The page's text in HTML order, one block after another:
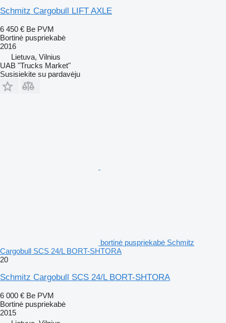
Schmitz Cargobull LIFT AXLE
6 450 € Be PVM
Bortinė puspriekabė
2016
Lietuva, Vilnius
UAB "Trucks Market"
Susisiekite su pardavėju
bortinė puspriekabė Schmitz
Cargobull SCS 24/L BORT-SHTORA
20
Schmitz Cargobull SCS 24/L BORT-SHTORA
6 000 € Be PVM
Bortinė puspriekabė
2015